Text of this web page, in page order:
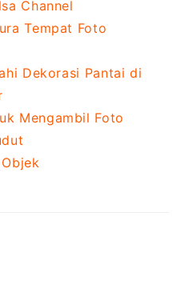
Channel
Tempat Foto
Dekorasi Pantai di
Mengambil Foto